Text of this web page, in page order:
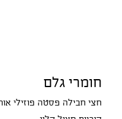
חומרי גלם
חצי חבילה פסטה פוזילי